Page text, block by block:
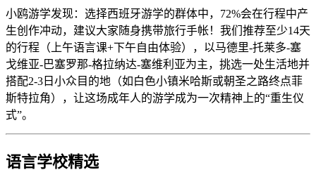
小鸥游学发现：选择西班牙游学的群体中，72%会在行程中产
生创作冲动，建议大家随身携带旅行手帐！我们推荐至少14天
的行程（上午语言课+下午自由体验），以马德里-托莱多-塞
戈维亚-巴塞罗那-格拉纳达-塞维利亚为主，挑选一处生活地并
搭配2-3日小众目的地（如白色小镇米哈斯或朝圣之路终点菲
斯特拉角），让这场成年人的游学成为一次精神上的“重生仪
式”。
语言学校精选